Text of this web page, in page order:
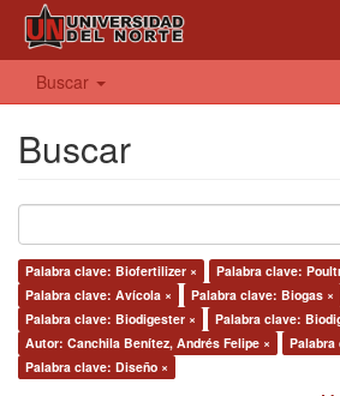
Buscar
Buscar
Palabra clave: Biofertilizer ×
Palabra clave:
Palabra clave: Avícola ×
Palabra clave: Biogas ×
Palabra clave: Biodigester ×
Palabra clave:
Autor: Canchila Benítez, Andrés Felipe ×
Palabra
Palabra clave: Diseño ×